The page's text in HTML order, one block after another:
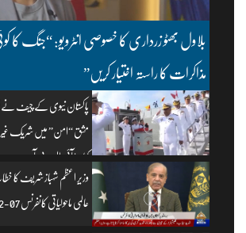
بلاول بھٹو زرداری کا خصوصی انٹرویو: “جنگ کا
مذاکرات کا راستہ اختیار کریں”
پاکستان نیوی کے چیف نے
مشق “امن” میں شریک غیر
کیا۔ | آئی ایس پی آر
وزیرِ اعظم شہباز شریف کا
عالمی ماحولیاتی کانفرنس 07-02-2025